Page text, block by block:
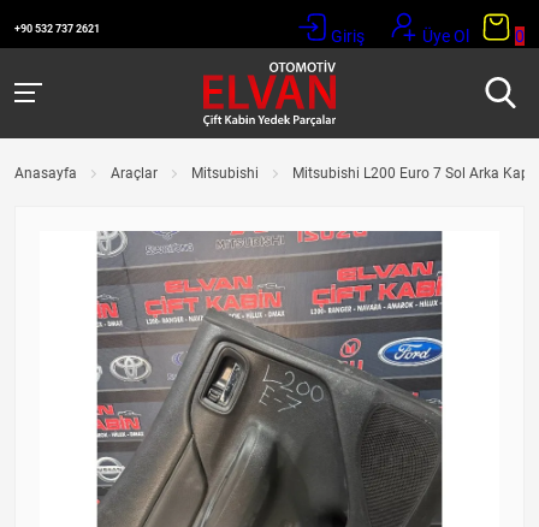
+90 532 737 2621 Giriş Üye Ol 0
Anasayfa Araçlar Mitsubishi Mitsubishi L200 Euro 7 Sol Arka Kapı